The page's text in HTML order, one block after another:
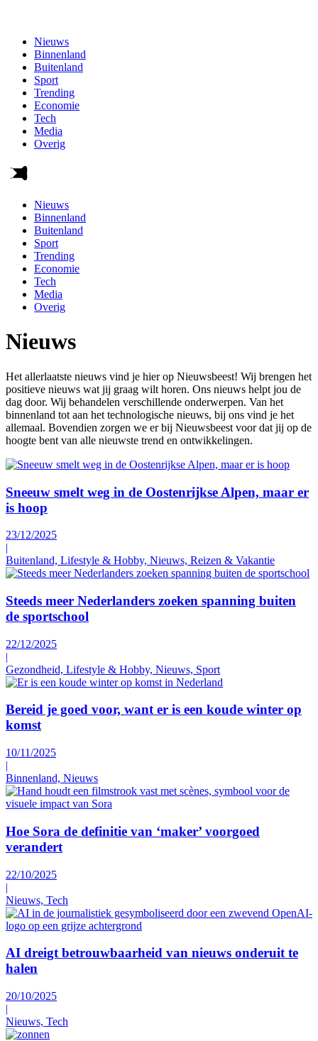
Nieuws
Binnenland
Buitenland
Sport
Trending
Economie
Tech
Media
Overig
Nieuws
Binnenland
Buitenland
Sport
Trending
Economie
Tech
Media
Overig
Nieuws
Het allerlaatste nieuws vind je hier op Nieuwsbeest! Wij brengen het
positieve nieuws wat jij graag wilt horen. Ons nieuws helpt jou de
dag door. Wij behandelen verschillende onderwerpen. Van het
binnenland tot aan het technologische nieuws, bij ons vind je het
allemaal. Bovendien zorgen we er bij Nieuwsbeest voor dat jij op de
hoogte bent van alle nieuwste trend en ontwikkelingen.
Sneeuw smelt weg in de Oostenrijkse Alpen, maar er
is hoop
23/12/2025
|
Buitenland, Lifestyle & Hobby, Nieuws, Reizen & Vakantie
Steeds meer Nederlanders zoeken spanning buiten
de sportschool
22/12/2025
|
Gezondheid, Lifestyle & Hobby, Nieuws, Sport
Bereid je goed voor, want er is een koude winter op
komst
10/11/2025
|
Binnenland, Nieuws
Hoe Sora de definitie van ‘maker’ voorgoed
verandert
22/10/2025
|
Nieuws, Tech
AI dreigt betrouwbaarheid van nieuws onderuit te
halen
20/10/2025
|
Nieuws, Tech